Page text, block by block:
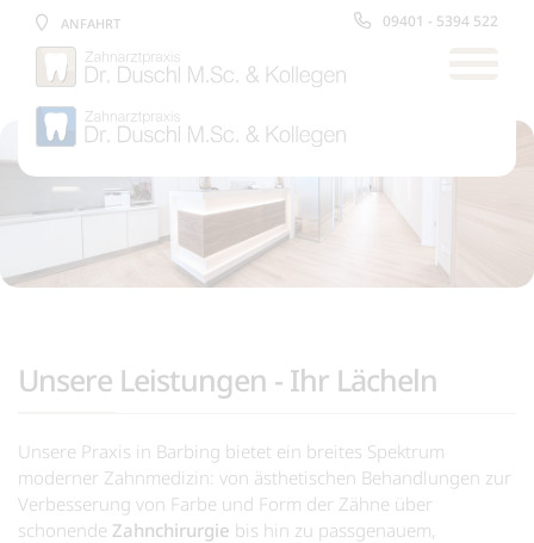
ANFAHRT 09401 - 5394 522
Unsere Leistungen - Ihr Lächeln
Unsere Praxis in Barbing bietet ein breites Spektrum
moderner Zahnmedizin: von ästhetischen Behandlungen zur
Verbesserung von Farbe und Form der Zähne über
schonende Zahnchirurgie bis hin zu passgenauem,